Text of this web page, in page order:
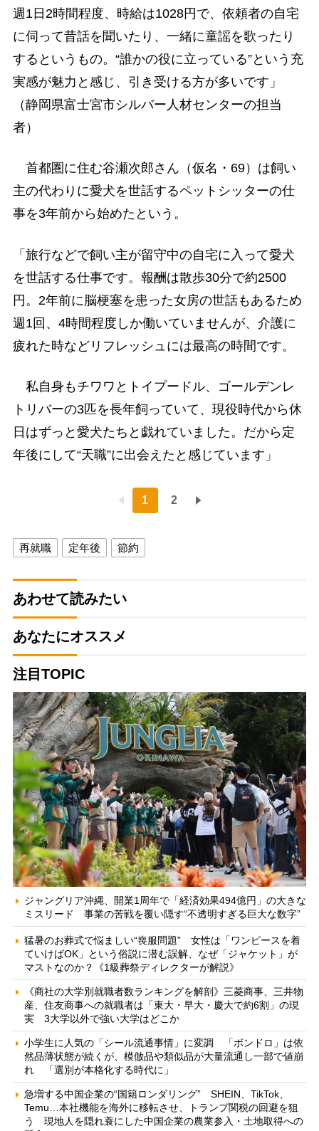
週1日2時間程度、時給は1028円で、依頼者の自宅
に伺って昔話を聞いたり、一緒に童謡を歌ったり
するというもの。“誰かの役に立っている”という充
実感が魅力と感じ、引き受ける方が多いです」
（静岡県富士宮市シルバー人材センターの担当
者）
首都圏に住む谷瀬次郎さん（仮名・69）は飼い
主の代わりに愛犬を世話するペットシッターの仕
事を3年前から始めたという。
「旅行などで飼い主が留守中の自宅に入って愛犬
を世話する仕事です。報酬は散歩30分で約2500
円。2年前に脳梗塞を患った女房の世話もあるため
週1回、4時間程度しか働いていませんが、介護に
疲れた時などリフレッシュには最高の時間です。
私自身もチワワとトイプードル、ゴールデンレ
トリバーの3匹を長年飼っていて、現役時代から休
日はずっと愛犬たちと戯れていました。だから定
年後にして“天職”に出会えたと感じています」
1 2
再就職 定年後 節約
あわせて読みたい
あなたにオススメ
注目TOPIC
ジャングリア沖縄、開業1周年で「経済効果494億円」の大きな
ミスリード 事業の苦戦を覆い隠す“不透明すぎる巨大な数字”
猛暑のお葬式で悩ましい“喪服問題” 女性は「ワンピースを着
ていけばOK」という俗説に潜む誤解、なぜ「ジャケット」が
マストなのか？《1級葬祭ディレクターが解説》
《商社の大学別就職者数ランキングを解剖》三菱商事、三井物
産、住友商事への就職者は「東大・早大・慶大で約6割」の現
実 3大学以外で強い大学はどこか
小学生に人気の「シール流通事情」に変調 「ボンドロ」は依
然品薄状態が続くが、模倣品や類似品が大量流通し一部で値崩
れ 「選別が本格化する時代に」
急増する中国企業の“国籍ロンダリング” SHEIN、TikTok、
Temu…本社機能を海外に移転させ、トランプ関税の回避を狙
う 現地人を隠れ蓑にした中国企業の農業参入・土地取得への